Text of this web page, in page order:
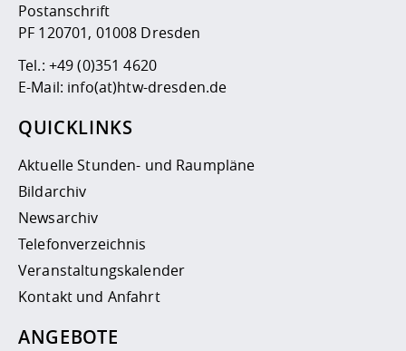
Postanschrift
PF 120701, 01008 Dresden
Tel.: +49 (0)351 4620
E-Mail: info(at)htw-dresden.de
QUICKLINKS
Aktuelle Stunden- und Raumpläne
Bildarchiv
Newsarchiv
Telefonverzeichnis
Veranstaltungskalender
Kontakt und Anfahrt
ANGEBOTE